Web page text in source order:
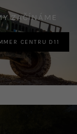
ZAČÍNÁME
CENTRU D11